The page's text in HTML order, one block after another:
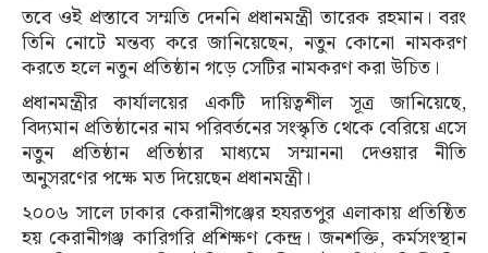
তবে ওই প্রস্তাবে সম্মতি দেননি প্রধানমন্ত্রী তারেক রহমান। বরং
তিনি নোটে মন্তব্য করে জানিয়েছেন, নতুন কোনো নামকরণ
করতে হলে নতুন প্রতিষ্ঠান গড়ে সেটির নামকরণ করা উচিত।
প্রধানমন্ত্রীর কার্যালয়ের একটি দায়িত্বশীল সূত্র জানিয়েছে,
বিদ্যমান প্রতিষ্ঠানের নাম পরিবর্তনের সংস্কৃতি থেকে বেরিয়ে এসে
নতুন প্রতিষ্ঠান প্রতিষ্ঠার মাধ্যমে সম্মাননা দেওয়ার নীতি
অনুসরণের পক্ষে মত দিয়েছেন প্রধানমন্ত্রী।
২০০৬ সালে ঢাকার কেরানীগঞ্জের হযরতপুর এলাকায় প্রতিষ্ঠিত
হয় কেরানীগঞ্জ কারিগরি প্রশিক্ষণ কেন্দ্র। জনশক্তি, কর্মসংস্থান